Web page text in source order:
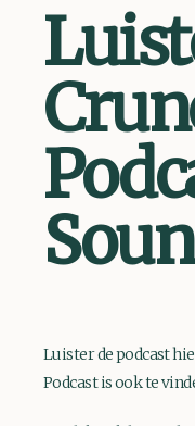
Luister de podcast
Podcast is ook te